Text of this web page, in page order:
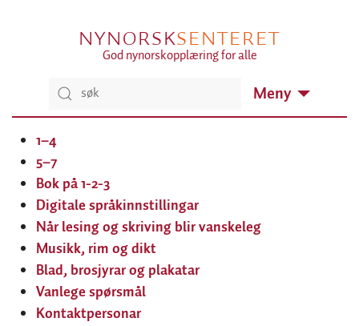
NYNORSKSENTERET
God nynorskopplæring for alle
Meny
1–4
5–7
Bok på 1-2-3
Digitale språkinnstillingar
Når lesing og skriving blir vanskeleg
Musikk, rim og dikt
Blad, brosjyrar og plakatar
Vanlege spørsmål
Kontaktpersonar